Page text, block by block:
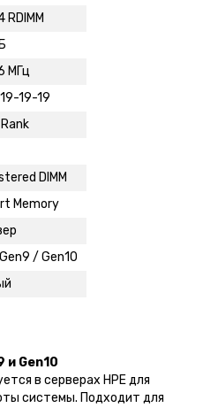
RDIMM
МГц
19-19
DIMM
Memory
/ Gen10
и Gen10
в серверах HPE для
системы. Подходит для